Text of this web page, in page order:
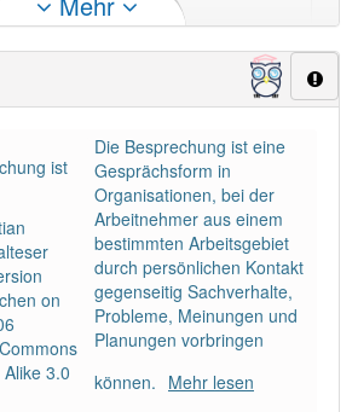
10
-meeting: 4
-meetingaber mit einem anderen
Nutzer haben den Artikel
on
3.0
Die Besprechung ist eine
Gesprächsform in
Organisationen, bei der
Arbeitnehmer aus einem
bestimmten Arbeitsgebiet
durch persönlichen Kontakt
gegenseitig Sachverhalte,
Probleme, Meinungen und
Planungen vorbringen
können. Mehr lesen